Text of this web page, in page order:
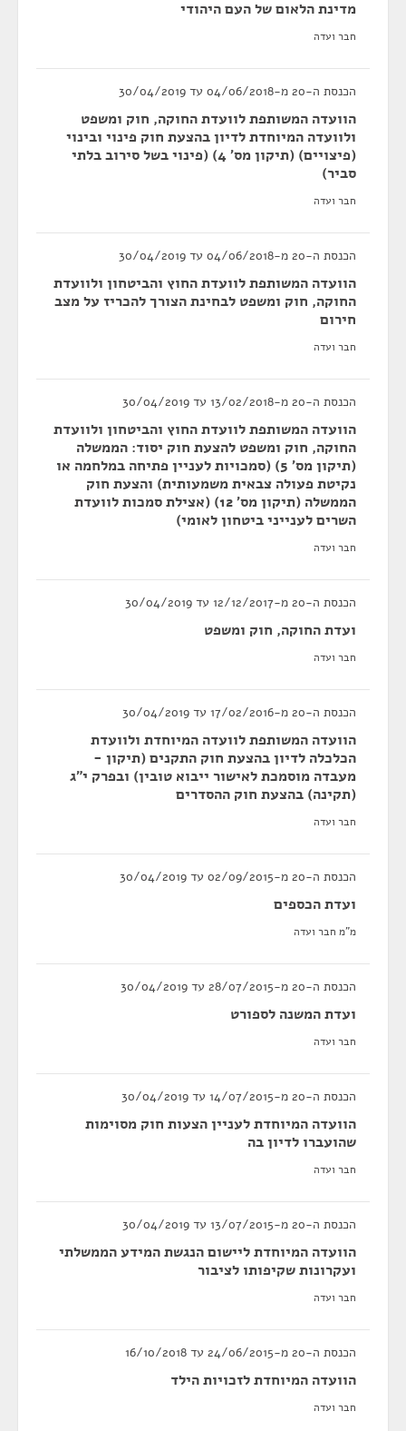
מדינת הלאום של העם היהודי
חבר ועדה
הכנסת ה-20 מ-04/06/2018 עד 30/04/2019
הוועדה המשותפת לוועדת החוקה, חוק ומשפט
ולוועדה המיוחדת לדיון בהצעת חוק פינוי ובינוי
(פיצויים) (תיקון מס' 4) (פינוי בשל סירוב בלתי
סביר)
חבר ועדה
הכנסת ה-20 מ-04/06/2018 עד 30/04/2019
הוועדה המשותפת לוועדת החוץ והביטחון ולוועדת
החוקה, חוק ומשפט לבחינת הצורך להכריז על מצב
חירום
חבר ועדה
הכנסת ה-20 מ-13/02/2018 עד 30/04/2019
הוועדה המשותפת לוועדת החוץ והביטחון ולוועדת
החוקה, חוק ומשפט להצעת חוק יסוד: הממשלה
(תיקון מס' 5) (סמכויות לעניין פתיחה במלחמה או
נקיטת פעולה צבאית משמעותית) והצעת חוק
הממשלה (תיקון מס' 12) (אצילת סמכות לוועדת
השרים לענייני ביטחון לאומי)
חבר ועדה
הכנסת ה-20 מ-12/12/2017 עד 30/04/2019
ועדת החוקה, חוק ומשפט
חבר ועדה
הכנסת ה-20 מ-17/02/2016 עד 30/04/2019
הוועדה המשותפת לוועדה המיוחדת ולוועדת
הכלכלה לדיון בהצעת חוק התקנים (תיקון -
מעבדה מוסמכת לאישור ייבוא טובין) ובפרק י"ג
(תקינה) בהצעת חוק ההסדרים
חבר ועדה
הכנסת ה-20 מ-02/09/2015 עד 30/04/2019
ועדת הכספים
מ"מ חבר ועדה
הכנסת ה-20 מ-28/07/2015 עד 30/04/2019
ועדת המשנה לספורט
חבר ועדה
הכנסת ה-20 מ-14/07/2015 עד 30/04/2019
הוועדה המיוחדת לעניין הצעות חוק מסוימות
שהועברו לדיון בה
חבר ועדה
הכנסת ה-20 מ-13/07/2015 עד 30/04/2019
הוועדה המיוחדת ליישום הנגשת המידע הממשלתי
ועקרונות שקיפותו לציבור
חבר ועדה
הכנסת ה-20 מ-24/06/2015 עד 16/10/2018
הוועדה המיוחדת לזכויות הילד
חבר ועדה